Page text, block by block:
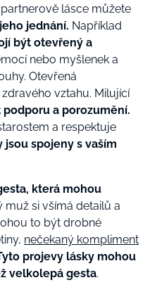
lásce můžete
jednání. Například
být otevřený a
nebo myšlenek a
Otevřená
vztahu. Milující
a porozumění.
a respektuje
jsou spojeny s vaším
která mohou
muž si všímá detailů a
to být drobné
nečekaný kompliment
projevy lásky mohou
velkolepá gesta.